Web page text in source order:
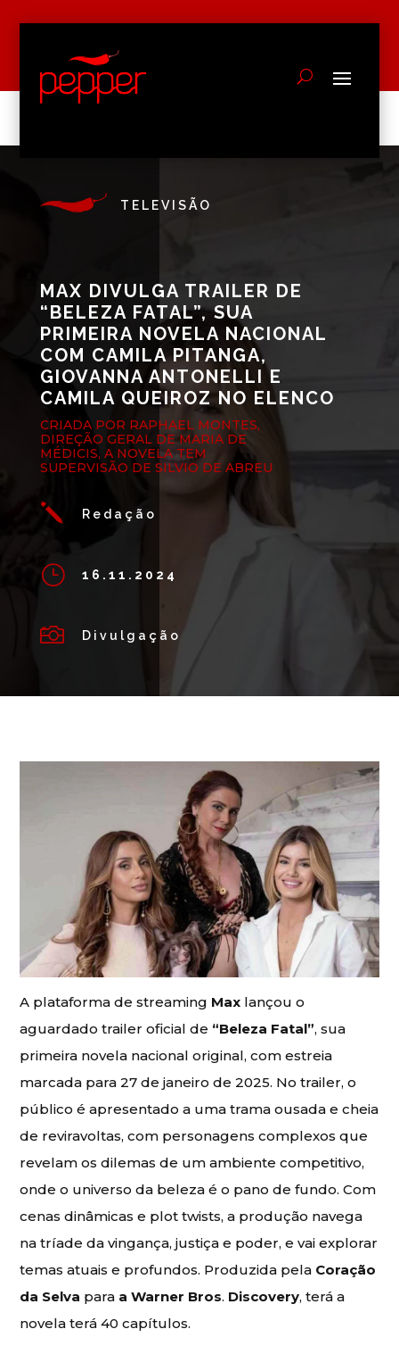
TELEVISÃO
MAX DIVULGA TRAILER DE
“BELEZA FATAL”, SUA
PRIMEIRA NOVELA NACIONAL
COM CAMILA PITANGA,
GIOVANNA ANTONELLI E
CAMILA QUEIROZ NO ELENCO
CRIADA POR RAPHAEL MONTES,
DIREÇÃO GERAL DE MARIA DE
MÉDICIS, A NOVELA TEM
SUPERVISÃO DE SILVIO DE ABREU
j Redação
} 16.11.2024
 Divulgação
A plataforma de streaming Max lançou o
aguardado trailer oficial de “Beleza Fatal”, sua
primeira novela nacional original, com estreia
marcada para 27 de janeiro de 2025. No trailer, o
público é apresentado a uma trama ousada e cheia
de reviravoltas, com personagens complexos que
revelam os dilemas de um ambiente competitivo,
onde o universo da beleza é o pano de fundo. Com
cenas dinâmicas e plot twists, a produção navega
na tríade da vingança, justiça e poder, e vai explorar
temas atuais e profundos. Produzida pela Coração
da Selva para a Warner Bros. Discovery, terá a
novela terá 40 capítulos.